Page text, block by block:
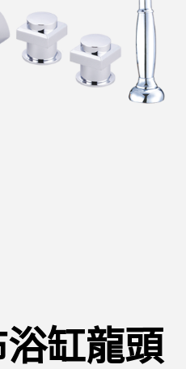
缸龍頭